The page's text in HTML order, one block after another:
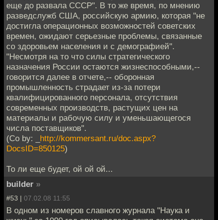
еще до развала СССР". В то же время, по мнению
разведслужб США, российскую армию, которая "не
достигла операционных возможностей советских
времен, ожидают серьезные проблемы, связанные
со здоровьем населения и с демографией".
"Несмотря на то что силы стратегического
назначения России остаются жизнеспособными,--
говорится далее в отчете,-- оборонная
промышленность страдает из-за потери
квалифицированного персонала, отсутствия
современных производств, растущих цен на
материалы и рабочую силу и уменьшающегося
числа поставщиков".
(Сo by: _ http://kommersant.ru/doc.aspx?
DocsID=850125)
То ли еще будет, ой ой ой...
builder »
#53 | 07.02.08 11:55
В одном из номеров славного журнала "Наука и